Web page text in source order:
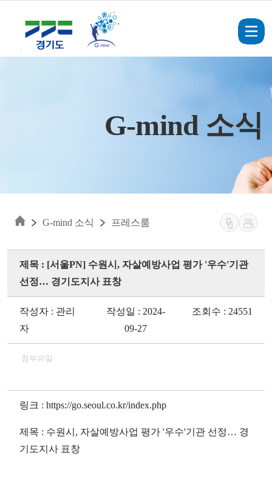
G-mind 소식
G-mind 소식 프레스룸
제목 : [서울PN] 수원시, 자살예방사업 평가 '우수'기관
선정… 경기도지사 표창
작성자 : 관리
자
작성일 : 2024-
09-27
조회수 : 24551
첨부파일
링크 : https://go.seoul.co.kr/index.php
제목 : 수원시, 자살예방사업 평가 '우수'기관 선정… 경
기도지사 표창